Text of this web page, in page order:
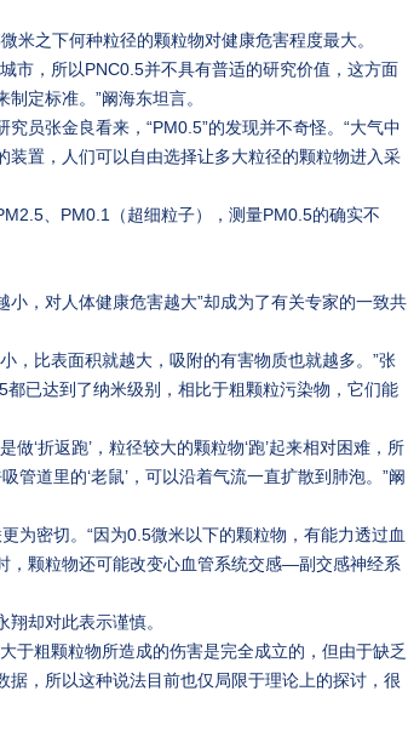
米之下何种粒径的颗粒物对健康危害程度最大。
市，所以PNC0.5并不具有普适的研究价值，这方面
定标准。”阚海东坦言。
员张金良看来，“PM0.5”的发现并不奇怪。“大气中
置，人们可以自由选择让多大粒径的颗粒物进入采
、PM0.1（超细粒子），测量PM0.5的确实不
小，对人体健康危害越大”却成为了有关专家的一致共
，比表面积就越大，吸附的有害物质也就越多。”张
已达到了纳米级别，相比于粗颗粒污染物，它们能
‘折返跑’，粒径较大的颗粒物‘跑’起来相对困难，所
管道里的‘老鼠’，可以沿着气流一直扩散到肺泡。”阚
为密切。“因为0.5微米以下的颗粒物，有能力透过血
，颗粒物还可能改变心血管系统交感—副交感神经系
却对此表示谨慎。
于粗颗粒物所造成的伤害是完全成立的，但由于缺乏
，所以这种说法目前也仅局限于理论上的探讨，很